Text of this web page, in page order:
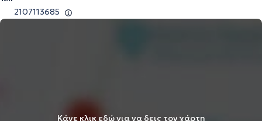
2107113685
Κάνε κλικ εδώ για να δεις τον χάρτη